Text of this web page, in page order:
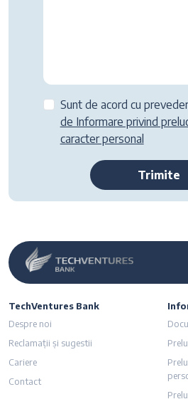
Sunt de acord cu
de Informare privind
caracter personal
Trimite
TechVentures Bank
Despre noi
Reclamații și sugestii
Cariere
Contact